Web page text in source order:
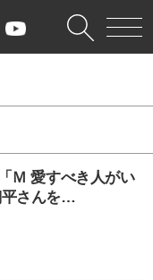
Ｍ 愛すべき人がい
平さんを…